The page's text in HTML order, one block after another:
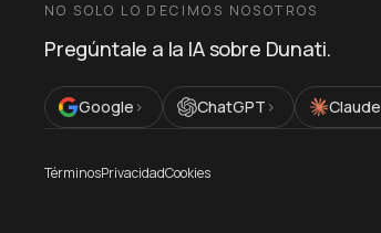
NO SOLO LO DECIMOS NOSOTROS
Pregúntale a la IA sobre Dunati.
Google › ChatGPT › Claude
TérminosPrivacidadCookies